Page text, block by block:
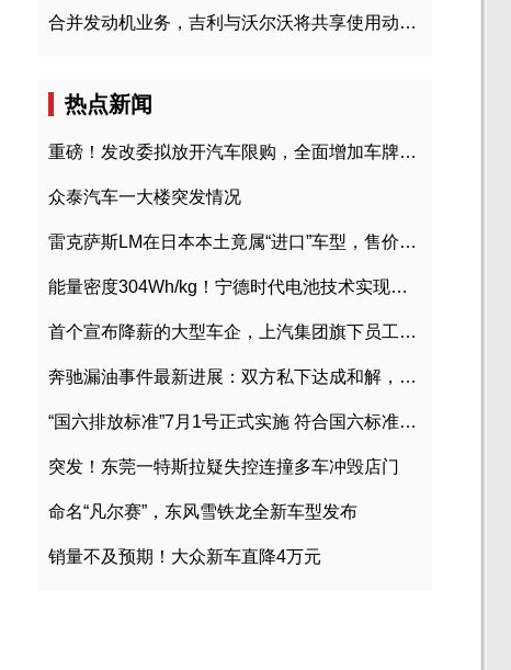
合并发动机业务，吉利与沃尔沃将共享使用动力总成
热点新闻
重磅！发改委拟放开汽车限购，全面增加车牌指标
众泰汽车一大楼突发情况
雷克萨斯LM在日本本土竟属“进口”车型，售价2580万日元
能量密度304Wh/kg！宁德时代电池技术实现突破
首个宣布降薪的大型车企，上汽集团旗下员工降薪文件曝光
奔驰漏油事件最新进展：双方私下达成和解，工商已介入调查
“国六排放标准”7月1号正式实施 符合国六标准车型目录一览
突发！东莞一特斯拉疑失控连撞多车冲毁店门
命名“凡尔赛”，东风雪铁龙全新车型发布
销量不及预期！大众新车直降4万元